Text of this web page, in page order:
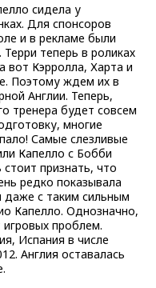
сидела у
Для спонсоров
и в рекламе были
теперь в роликах
вот Кэрролла, Харта и
Поэтому ждем их в
Англии. Теперь,
тренера будет совсем
многие
Самые слезливые
Капелло с Бобби
признать, что
редко показывала
с таким сильным
Капелло. Однозначно,
игровых проблем.
Испания в числе
Англия оставалась